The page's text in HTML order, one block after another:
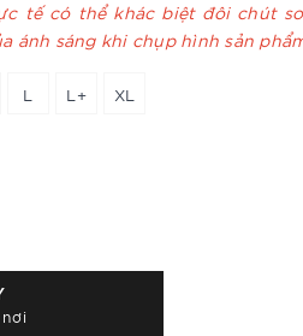
tế có thể khác biệt đôi chút
ánh sáng khi chụp hình sản
L L+ XL